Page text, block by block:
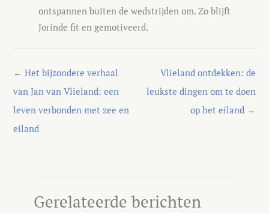
ontspannen buiten de wedstrijden om. Zo blijft
Jorinde fit en gemotiveerd.
← Het bijzondere verhaal
van Jan van Vlieland: een
leven verbonden met zee en
eiland
Vlieland ontdekken: de
leukste dingen om te doen
op het eiland →
Gerelateerde berichten